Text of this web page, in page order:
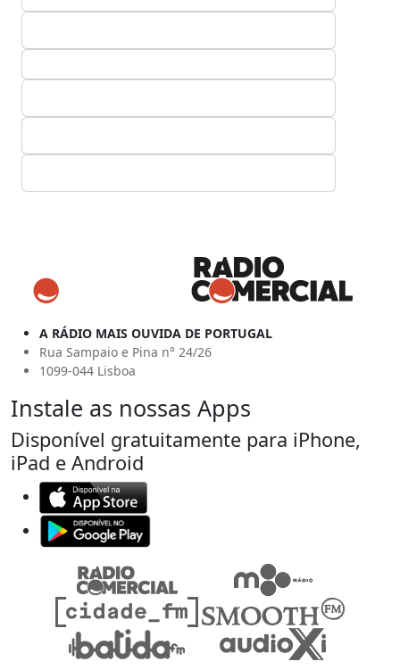
A RÁDIO MAIS OUVIDA DE PORTUGAL
Rua Sampaio e Pina n° 24/26
1099-044 Lisboa
Instale as nossas Apps
Disponível gratuitamente para iPhone,
iPad e Android